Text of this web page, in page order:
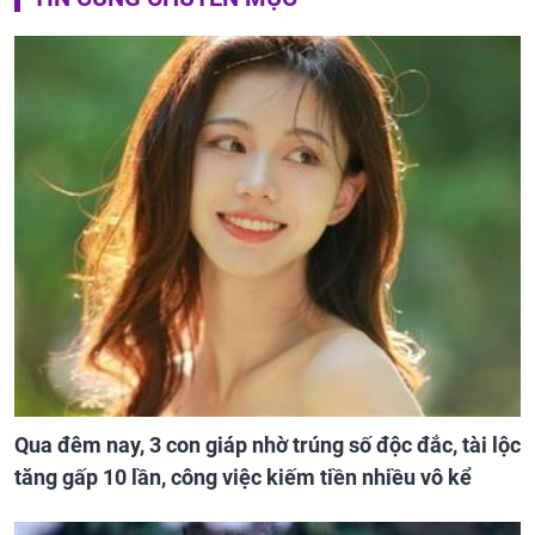
Qua đêm nay, 3 con giáp nhờ trúng số độc đắc, tài lộc
tăng gấp 10 lần, công việc kiếm tiền nhiều vô kể